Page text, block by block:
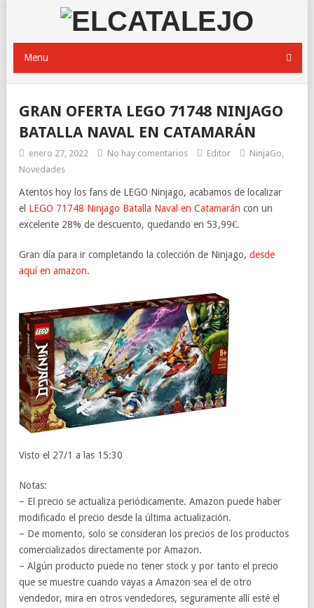
Menu
GRAN OFERTA LEGO 71748 NINJAGO
BATALLA NAVAL EN CATAMARÁN
enero 27, 2022 No hay comentarios Editor NinjaGo,
Novedades
Atentos hoy los fans de LEGO Ninjago, acabamos de localizar
el LEGO 71748 Ninjago Batalla Naval en Catamarán con un
excelente 28% de descuento, quedando en 53,99€.
Gran día para ir completando la colección de Ninjago, desde
aquí en amazon.
Visto el 27/1 a las 15:30
Notas:
– El precio se actualiza periódicamente. Amazon puede haber
modificado el precio desde la última actualización.
– De momento, solo se consideran los precios de los productos
comercializados directamente por Amazon.
– Algún producto puede no tener stock y por tanto el precio
que se muestre cuando vayas a Amazon sea el de otro
vendedor, mira en otros vendedores, seguramente allí esté el